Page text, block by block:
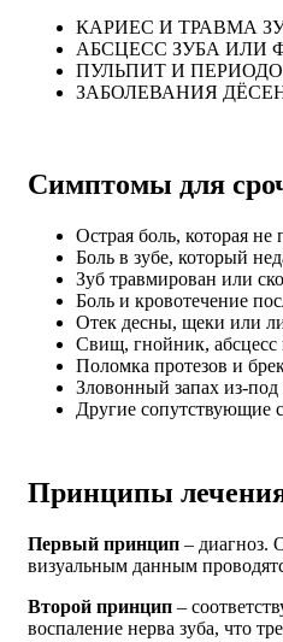
КАРИЕС И ТРАВМА
АБСЦЕСС ЗУБА ИЛИ
ПУЛЬПИТ И
ЗАБОЛЕВАНИЯ ДЁСЕН —
Симптомы для
Острая боль, которая не
Боль в зубе, который
Зуб травмирован или
Боль и кровотечение
Отек десны, щеки или
Свищ, гнойник, абсцесс
Поломка протезов и
Зловонный запах из-
Другие сопутствующие
Принципы
Первый принцип – диагноз.
визуальным данным
Второй принцип –
воспаление нерва зуба, что